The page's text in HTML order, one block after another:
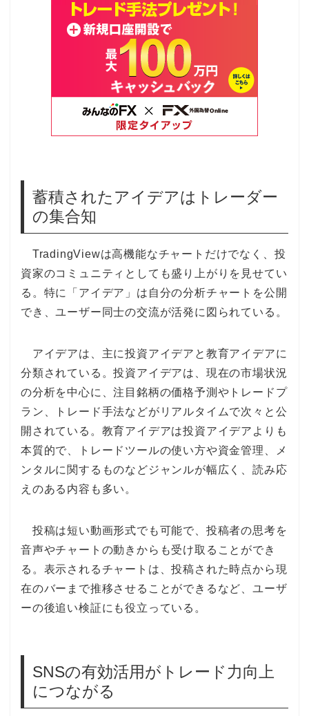
蓄積されたアイデアはトレーダー
の集合知
TradingViewは高機能なチャートだけでなく、投
資家のコミュニティとしても盛り上がりを見せてい
る。特に「アイデア」は自分の分析チャートを公開
でき、ユーザー同士の交流が活発に図られている。
アイデアは、主に投資アイデアと教育アイデアに
分類されている。投資アイデアは、現在の市場状況
の分析を中心に、注目銘柄の価格予測やトレードプ
ラン、トレード手法などがリアルタイムで次々と公
開されている。教育アイデアは投資アイデアよりも
本質的で、トレードツールの使い方や資金管理、メ
ンタルに関するものなどジャンルが幅広く、読み応
えのある内容も多い。
投稿は短い動画形式でも可能で、投稿者の思考を
音声やチャートの動きからも受け取ることができ
る。表示されるチャートは、投稿された時点から現
在のバーまで推移させることができるなど、ユーザ
ーの後追い検証にも役立っている。
SNSの有効活用がトレード力向上
につながる